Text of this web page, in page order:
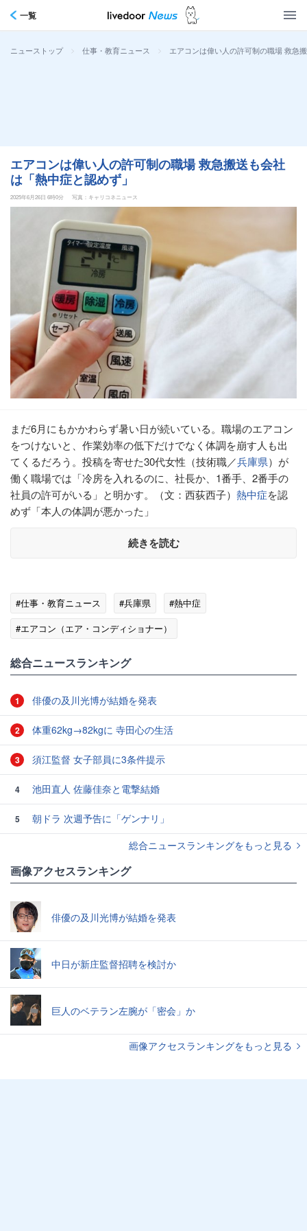
一覧
ニューストップ > 仕事・教育ニュース > エアコンは偉い人の許可制の職場 救急
エアコンは偉い人の許可制の職場 救急搬送も会社
は「熱中症と認めず」
2025年6月26日 6時0分 写真：キャリコネニュース
まだ6月にもかかわらず暑い日が続いている。職場のエアコン
をつけないと、作業効率の低下だけでなく体調を崩す人も出
てくるだろう。投稿を寄せた30代女性（技術職／兵庫県）が
働く職場では「冷房を入れるのに、社長か、1番手、2番手の
社員の許可がいる」と明かす。（文：西荻西子） 熱中症を認
めず「本人の体調が悪かった」
続きを読む
#仕事・教育ニュース #兵庫県
#熱中症
#エアコン（エア・コンディショナー）
総合ニュースランキング
1 俳優の及川光博が結婚を発表
2 体重62kg→82kgに 寺田心の生活
3 須江監督 女子部員に3条件提示
4 池田直人 佐藤佳奈と電撃結婚
5
朝ドラ 次週予告に「ゲンナリ」
総合ニュースランキングをもっと見る
画像アクセスランキング
俳優の及川光博が結婚を発表
中日が新庄監督招聘を検討か
巨人のベテラン左腕が「密会」か
画像アクセスランキングをもっと見る